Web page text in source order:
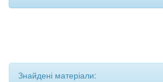
Знайдені матеріали: